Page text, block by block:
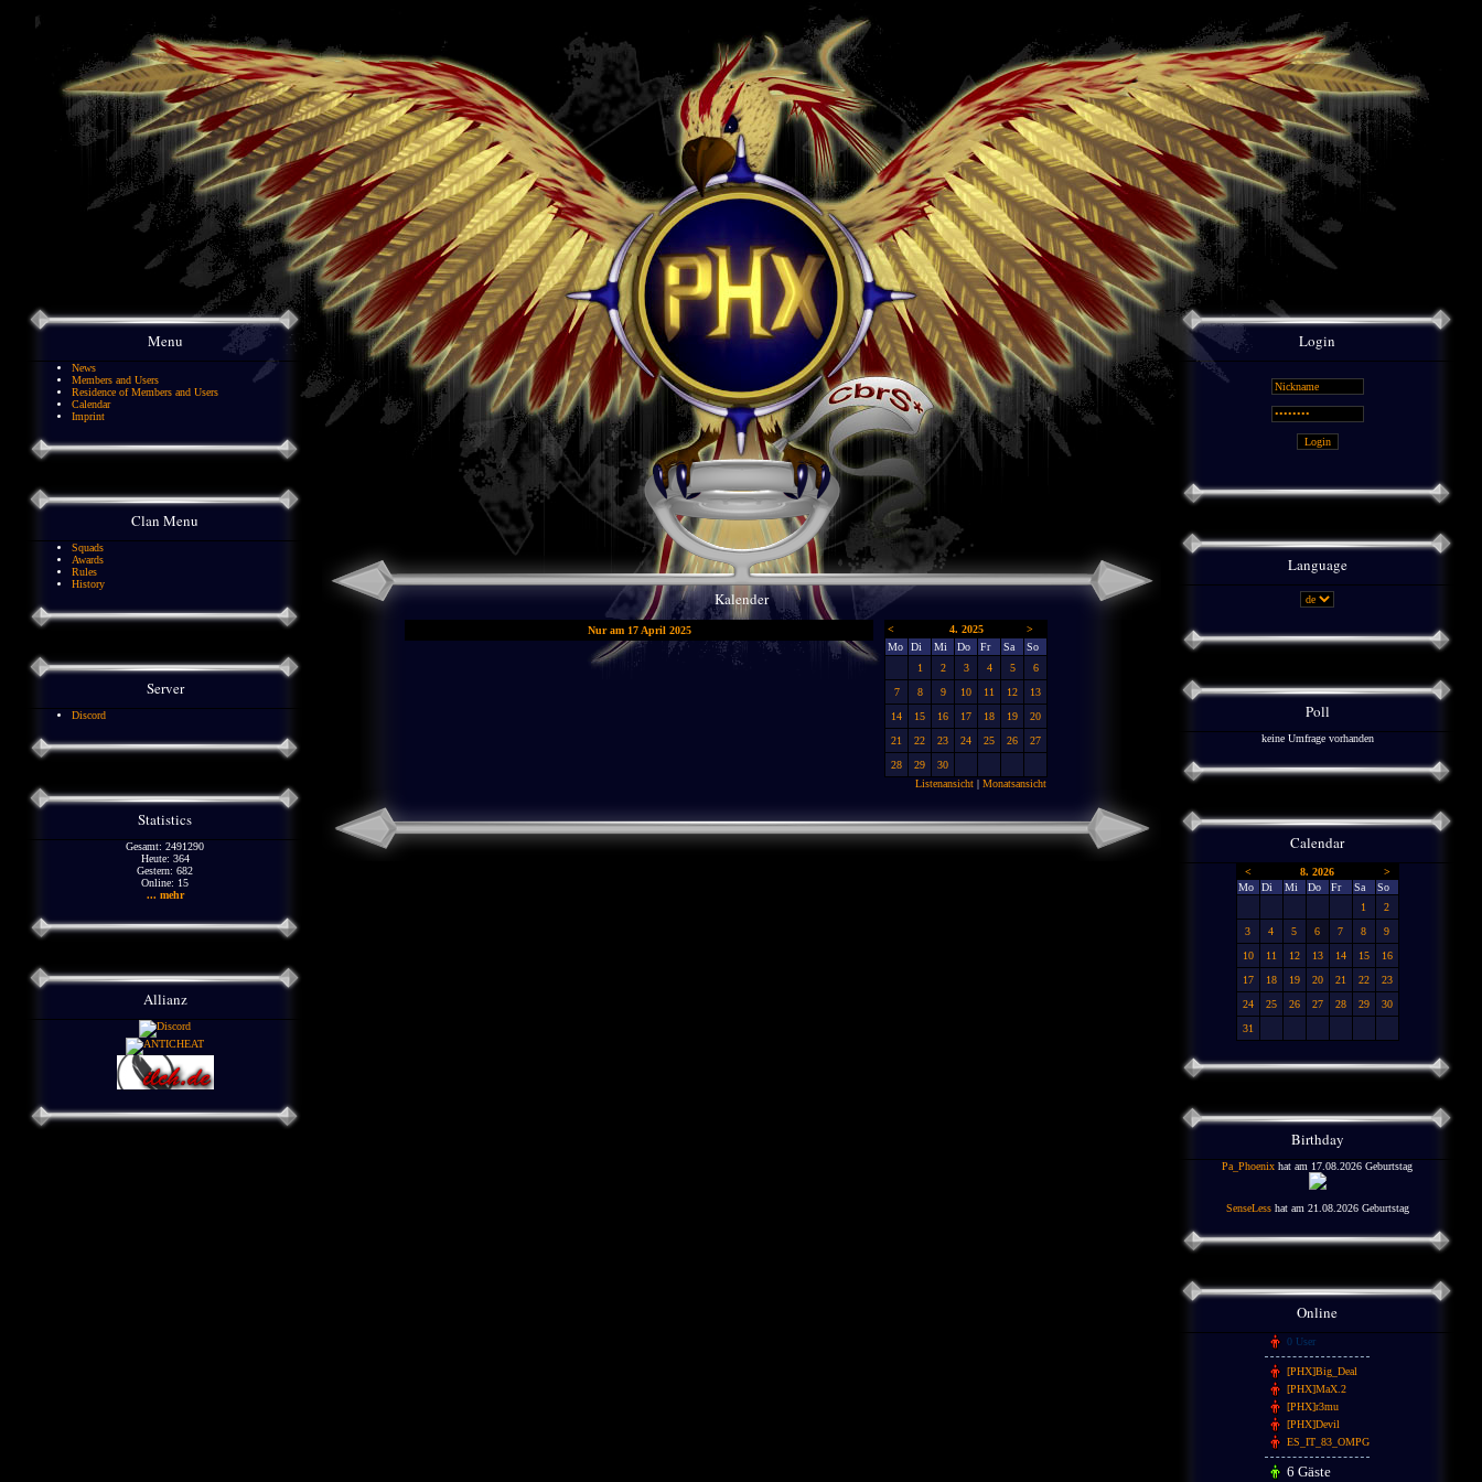
Menu
News
Members and Users
Residence of Members and Users
Calendar
Imprint
Clan Menu
Squads
Awards
Rules
History
Server
Discord
Statistics
Gesamt: 2491290
Heute: 364
Gestern: 682
Online: 15
... mehr
Allianz
Kalender
Nur am 17 April 2025 < 4. 2025
>
Mo
Di Mi Do Fr Sa
So
1
2 3 4 5
6
7
8 9 10 11 12
13
14
15 16 17 18 19
20
21
22 23 24 25 26
27
28
29
30
Listenansicht | Monatsansicht
Login
Language
Poll
keine Umfrage vorhanden
Calendar
< 8. 2026
>
Mo
Di Mi Do Fr Sa
So
1
2
3
4 5 6 7 8
9
10
11 12 13 14 15
16
17
18 19 20 21 22
23
24
25 26 27 28 29
30
31
Birthday
Pa_Phoenix hat am 17.08.2026 Geburtstag
SenseLesshat am 21.08.2026 Geburtstag
Online
0 User
[PHX]Big_Deal
[PHX]MaX.2
[PHX]r3mu
[PHX]Devil
ES_IT_83_OMPG
6 Gäste